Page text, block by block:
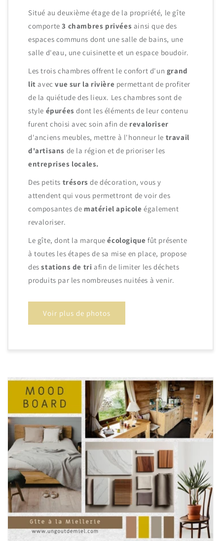
Situé au deuxième étage de la propriété, le gîte
comporte3 chambres privées ainsi que des
espaces communs dont une salle de bains, une
salle d'eau, une cuisinette et un espace boudoir.
Les trois chambres offrent le confort d'un grand
litavecvue sur la rivière permettant de profiter
de la quiétude des lieux. Les chambres sont de
style épurées dont les éléments de leur contenu
furent choisi avec soin afin de revaloriser
d'anciens meubles, mettre à l'honneur le travail
d'artisans de la région et de prioriser les
entreprises locales.
Des petits trésors de décoration, vous y
attendent qui vous permettront de voir des
composantes de matériel apicoleégalement
revaloriser.
Le gîte, dont la marqueécologique fût présente
à toutes les étapes de sa mise en place, propose
des stations de tri afin de limiter les déchets
produits par les nombreuses nuitées à venir.
Voir plus de photos